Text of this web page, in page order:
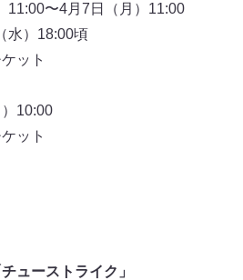
11:00〜4月7日（月）11:00
水）18:00頃
ット
10:00
ット
ューストライク」